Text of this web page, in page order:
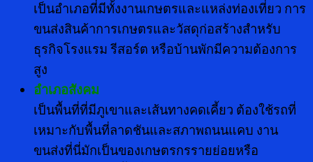
เป็นอำเภอที่มีทั้งงานเกษตรและแหล่งท่องเที่ยว การ
ขนส่งสินค้าการเกษตรและวัสดุก่อสร้างสำหรับ
ธุรกิจโรงแรม รีสอร์ต หรือบ้านพักมีความต้องการ
สูง
อำเภอสังคม
เป็นพื้นที่ที่มีภูเขาและเส้นทางคดเคี้ยว ต้องใช้รถที่
เหมาะกับพื้นที่ลาดชันและสภาพถนนแคบ งาน
ขนส่งที่นี่มักเป็นของเกษตรกรรายย่อยหรือ